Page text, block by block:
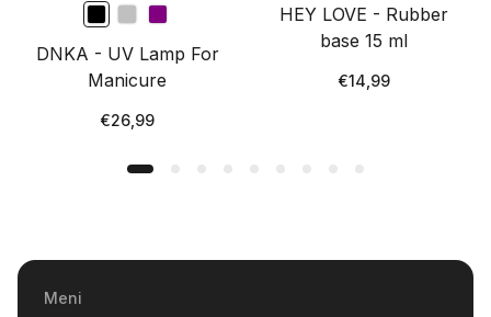
DNKA - UV Lamp For
Manicure
Redna
€26,99
HEY LOVE - Rubber
base 15 ml
Redna
€14,99
Meni